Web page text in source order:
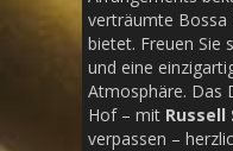
verträumte Bossa
bietet. Freuen Sie
und eine
Atmosphäre. Das
Hof – mit Russell
verpassen –